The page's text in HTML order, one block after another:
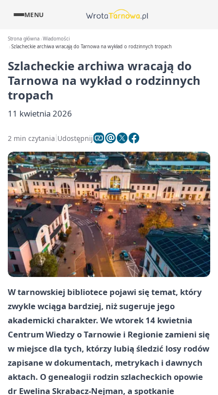
MENU
Strona główna Wiadomości
Szlacheckie archiwa wracają do Tarnowa na wykład o rodzinnych tropach
Szlacheckie archiwa wracają do
Tarnowa na wykład o rodzinnych
tropach
11 kwietnia 2026
2 min czytania Udostępnij
W tarnowskiej bibliotece pojawi się temat, który
zwykle wciąga bardziej, niż sugeruje jego
akademicki charakter. We wtorek 14 kwietnia
Centrum Wiedzy o Tarnowie i Regionie zamieni się
w miejsce dla tych, którzy lubią śledzić losy rodów
zapisane w dokumentach, metrykach i dawnych
aktach. O genealogii rodzin szlacheckich opowie
dr Ewelina Skrabacz-Nejman, a spotkanie